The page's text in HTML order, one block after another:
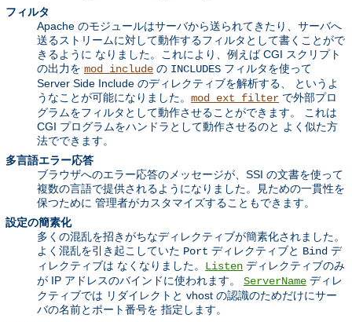
フィルタ
Apache のモジュールはサーバから送られてきたり、サーバへ
送るストリームに対して動作するフィルタとして書くことがで
きるように なりました。これにより、例えば CGI スクリプト
の出力を mod_include の INCLUDES フィルタを使って
Server Side Include のディレクティブを解析する、 というよ
うなことが可能になりました。 mod_ext_filter で外部プロ
グラムをフィルタとして動作させることができます。 これは
CGI プログラムをハンドラとして動作させるのと よく似た方
法でできます。
多言語エラー応答
ブラウザへのエラー応答のメッセージが、SSI の文書を使って
複数の言語で提供されるようになりました。見ための一貫性を
保つために 管理者がカスタマイズすることもできます。
設定の簡素化
多くの混乱を招きがちなディレクティブが簡素化されました。
よく混乱を引き起こしていた Port ディレクティブと Bind デ
ィレクティブは なくなりました。 Listen ディレクティブのみ
が IP アドレスのバインドに使われます。 ServerName ディレ
クティブでは リダイレクトと vhost の認識のためだけにサー
バの名前とポート番号を 指定します。